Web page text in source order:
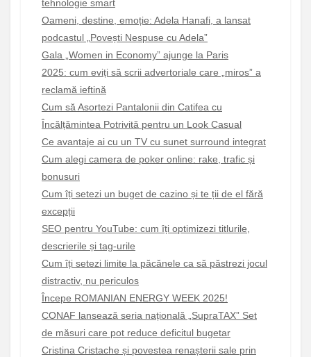
tehnologie smart
Oameni, destine, emoție: Adela Hanafi, a lansat
podcastul „Povești Nespuse cu Adela”
Gala „Women in Economy” ajunge la Paris
2025: cum eviți să scrii advertoriale care „miros” a
reclamă ieftină
Cum să Asortezi Pantalonii din Catifea cu
Încălțămintea Potrivită pentru un Look Casual
Ce avantaje ai cu un TV cu sunet surround integrat
Cum alegi camera de poker online: rake, trafic și
bonusuri
Cum îți setezi un buget de cazino și te ții de el fără
excepții
SEO pentru YouTube: cum îți optimizezi titlurile,
descrierile și tag-urile
Cum îți setezi limite la păcănele ca să păstrezi jocul
distractiv, nu periculos
Începe ROMANIAN ENERGY WEEK 2025!
CONAF lansează seria națională „SupraTAX” Set
de măsuri care pot reduce deficitul bugetar
Cristina Cristache și povestea renașterii sale prin